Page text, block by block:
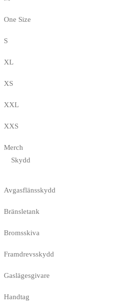
One Size
S
XL
XS
XXL
XXS
Merch
Skydd
Avgasflänsskydd
Bränsletank
Bromsskiva
Framdrevsskydd
Gaslägesgivare
Handtag